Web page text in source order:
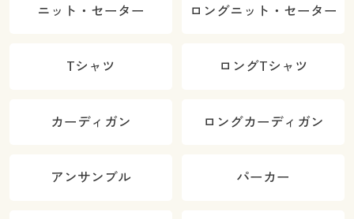
ニット・セーター ロングニット・セーター
Tシャツ ロングTシャツ
カーディガン ロングカーディガン
アンサンブル パーカー